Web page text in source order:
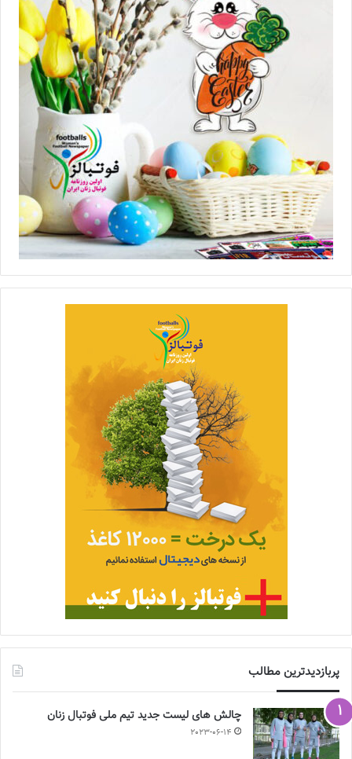
پربازدیدترین مطالب
چالش هاى ليست جدید تيم ملى فوتبال زنان
2023-06-14